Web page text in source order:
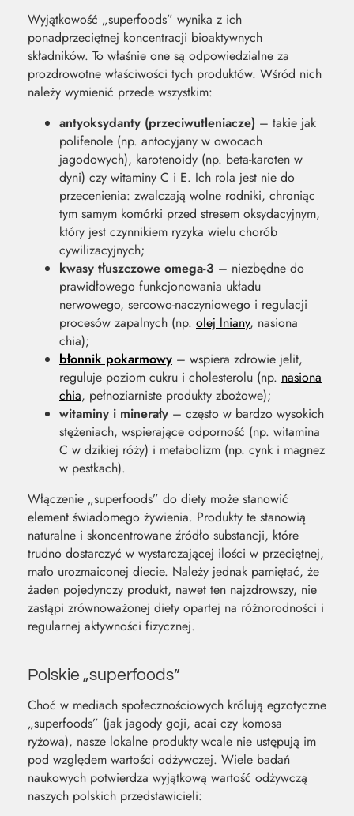
Wyjątkowość „superfoods” wynika z ich
ponadprzeciętnej koncentracji bioaktywnych
składników. To właśnie one są odpowiedzialne za
prozdrowotne właściwości tych produktów. Wśród nich
należy wymienić przede wszystkim:
antyoksydanty (przeciwutleniacze) – takie jak
polifenole (np. antocyjany w owocach
jagodowych), karotenoidy (np. beta-karoten w
dyni) czy witaminy C i E. Ich rola jest nie do
przecenienia: zwalczają wolne rodniki, chroniąc
tym samym komórki przed stresem oksydacyjnym,
który jest czynnikiem ryzyka wielu chorób
cywilizacyjnych;
kwasy tłuszczowe omega-3 – niezbędne do
prawidłowego funkcjonowania układu
nerwowego, sercowo-naczyniowego i regulacji
procesów zapalnych (np. olej lniany, nasiona
chia);
błonnik pokarmowy – wspiera zdrowie jelit,
reguluje poziom cukru i cholesterolu (np. nasiona
chia, pełnoziarniste produkty zbożowe);
witaminy i minerały – często w bardzo wysokich
stężeniach, wspierające odporność (np. witamina
C w dzikiej róży) i metabolizm (np. cynk i magnez
w pestkach).
Włączenie „superfoods” do diety może stanowić
element świadomego żywienia. Produkty te stanowią
naturalne i skoncentrowane źródło substancji, które
trudno dostarczyć w wystarczającej ilości w przeciętnej,
mało urozmaiconej diecie. Należy jednak pamiętać, że
żaden pojedynczy produkt, nawet ten najzdrowszy, nie
zastąpi zrównoważonej diety opartej na różnorodności i
regularnej aktywności fizycznej.
Polskie „superfoods”
Choć w mediach społecznościowych królują egzotyczne
„superfoods” (jak jagody goji, acai czy komosa
ryżowa), nasze lokalne produkty wcale nie ustępują im
pod względem wartości odżywczej. Wiele badań
naukowych potwierdza wyjątkową wartość odżywczą
naszych polskich przedstawicieli: